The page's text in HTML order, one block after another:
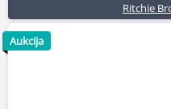
Ritchie
Aukcija